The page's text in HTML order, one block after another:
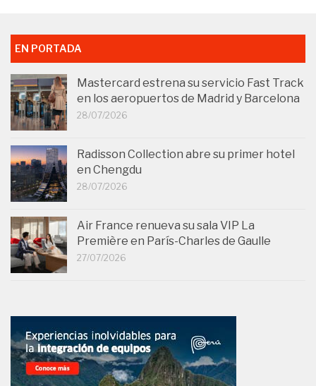
EN PORTADA
Mastercard estrena su servicio Fast Track
en los aeropuertos de Madrid y Barcelona
28/07/2026
Radisson Collection abre su primer hotel
en Chengdu
28/07/2026
Air France renueva su sala VIP La
Première en París-Charles de Gaulle
27/07/2026